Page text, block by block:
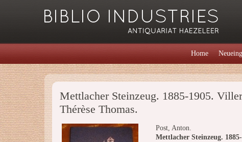
Home
Mettlacher Steinzeug. 1885-1905.
Thérèse Thomas.
Post, Anton.
Mettlacher Steinzeug.